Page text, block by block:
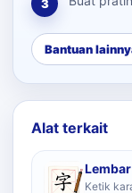
3
Bantuan
Alat terkait
Ketik